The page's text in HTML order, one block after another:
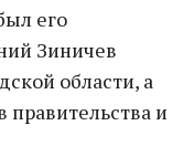
его
Зиничев
области, а
правительства и